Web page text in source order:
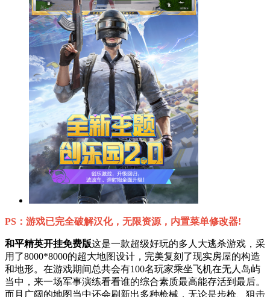
PS：游戏已完全破解汉化，无限资源，内置菜单修改器!
和平精英开挂免费版这是一款超级好玩的多人大逃杀游戏，采
用了8000*8000的超大地图设计，完美复刻了现实房屋的构造
和地形。在游戏期间总共会有100名玩家乘坐飞机在无人岛屿
当中，来一场军事演练看看谁的综合素质最高能存活到最后。
而且广阔的地图当中还会刷新出多种枪械，无论是步枪、狙击